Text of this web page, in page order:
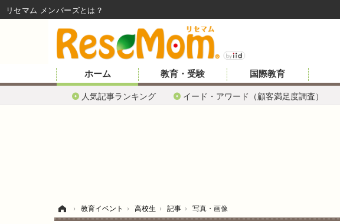
ホーム
人気記事ランキング イード・アワード（顧客満足度調査）
教育・受験 国際教育
› 教育イベント › 高校生 › 記事 › 写真・画像
リセマム メンバーズ